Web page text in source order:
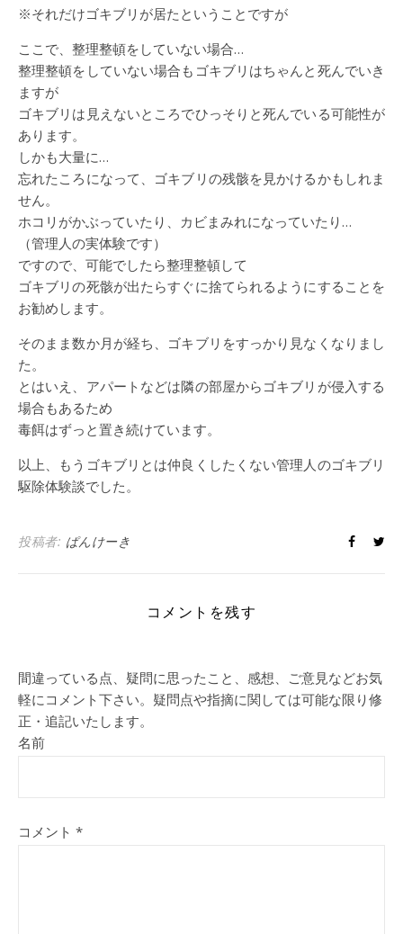
※それだけゴキブリが居たということですが
ここで、整理整頓をしていない場合…
整理整頓をしていない場合もゴキブリはちゃんと死んでいき
ますが
ゴキブリは見えないところでひっそりと死んでいる可能性が
あります。
しかも大量に…
忘れたころになって、ゴキブリの残骸を見かけるかもしれま
せん。
ホコリがかぶっていたり、カビまみれになっていたり…
（管理人の実体験です）
ですので、可能でしたら整理整頓して
ゴキブリの死骸が出たらすぐに捨てられるようにすることを
お勧めします。
そのまま数か月が経ち、ゴキブリをすっかり見なくなりまし
た。
とはいえ、アパートなどは隣の部屋からゴキブリが侵入する
場合もあるため
毒餌はずっと置き続けています。
以上、もうゴキブリとは仲良くしたくない管理人のゴキブリ
駆除体験談でした。
投稿者: ぱんけーき
コメントを残す
間違っている点、疑問に思ったこと、感想、ご意見などお気
軽にコメント下さい。疑問点や指摘に関しては可能な限り修
正・追記いたします。
名前
コメント *